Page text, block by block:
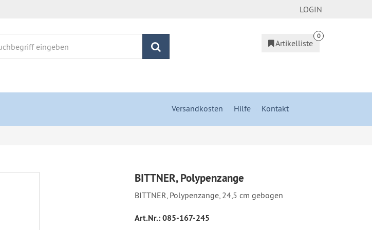
LOGIN
Artikelliste
0
Versandkosten Hilfe Kontakt
BITTNER, Polypenzange
BITTNER, Polypenzange, 24,5 cm gebogen
Art.Nr.:085-167-245